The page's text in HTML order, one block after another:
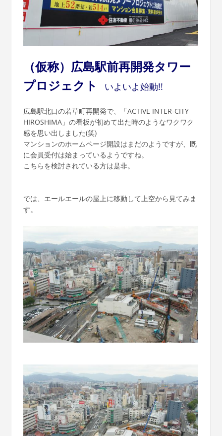
（仮称）広島駅前再開発タワー
プロジェクト
いよいよ始動!!
広島駅北口の若草町再開発で、「ACTIVE INTER-CITY
HIROSHIMA」の看板が初めて出た時のようなワクワク
感を思い出しました(笑)
マンションのホームページ開設はまだのようですが、既
に会員受付は始まっているようですね。
こちらを検討されている方は是非。
では、エールエールの屋上に移動して上空から見てみま
す。